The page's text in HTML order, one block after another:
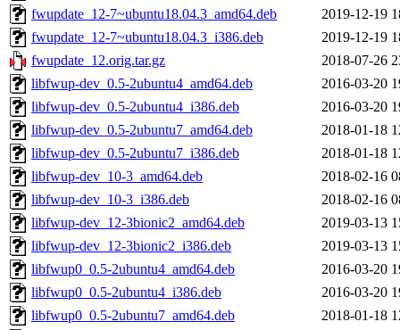
fwupdate_12-7~ubuntu18.04.3_amd64.deb
2019-12-19
fwupdate_12-7~ubuntu18.04.3_i386.deb
2019-12-19
fwupdate_12.orig.tar.gz
2018-07-26
libfwup-dev_0.5-2ubuntu4_amd64.deb
2016-03-20
libfwup-dev_0.5-2ubuntu4_i386.deb
2016-03-20
libfwup-dev_0.5-2ubuntu7_amd64.deb
2018-01-18
libfwup-dev_0.5-2ubuntu7_i386.deb
2018-01-18
libfwup-dev_10-3_amd64.deb
2018-02-16
libfwup-dev_10-3_i386.deb
2018-02-16
libfwup-dev_12-3bionic2_amd64.deb
2019-03-13
libfwup-dev_12-3bionic2_i386.deb
2019-03-13
libfwup0_0.5-2ubuntu4_amd64.deb
2016-03-20
libfwup0_0.5-2ubuntu4_i386.deb
2016-03-20
libfwup0_0.5-2ubuntu7_amd64.deb
2018-01-18